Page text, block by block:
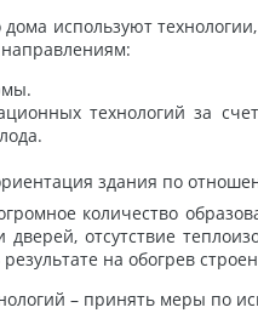
дома используют
технологий за
здания по
количество
дверей, отсутствие
на обогрев
– принять меры